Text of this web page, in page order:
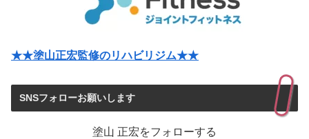
★★塗山正宏監修のリハビリジム★★
SNSフォローお願いします
塗山 正宏をフォローする